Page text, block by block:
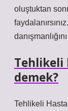
oluştuktan
Tehlikeli
demek?
Tehlikeli